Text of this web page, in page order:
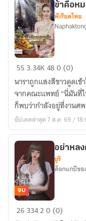
ข้า
หมอ
หญิง
นะ..ออ
เจ้า
ข้าคือห
พีเรียดไทย
55 3.34K480 (0)
นาราถูกแสงสีขาวดูดเ
จากคณะแพทย์ "นี่มันที่ไหน ทำไมฉันถึงมาอยู่ที่นี่ได้" เธอตื
ก็พบว่ากำลังอยู่ที่งานศพ
อัปเดตล่าสุด 7 ส.ค. 69 /
อย่า
หลงกล
จบ
อย่าหลง
ยูริ
ด็อกแกบีขอ
2633420 (0)